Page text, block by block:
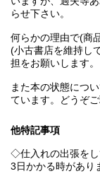
らせ下さい。
何らかの理由で(商
(小古書店を維持し
担をお願いします。
また本の状態につ
ています。どうぞ
他特記事項
◇仕入れの出張をし
3日かかる時があり